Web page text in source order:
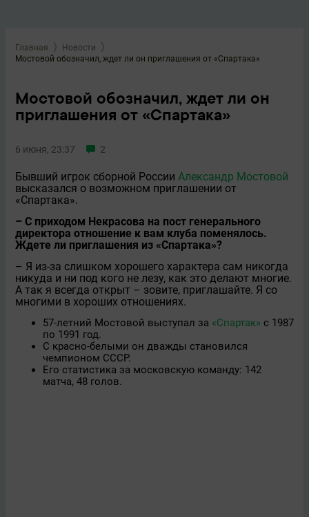
Главная
Новости
Мостовой обозначил, ждет ли он приглашения от «Спартака»
Мостовой обозначил, ждет ли он
приглашения от «Спартака»
6 июня, 23:37 2
Бывший игрок сборной России Александр Мостовой
высказался о возможном приглашении от
«Спартака».
– С приходом Некрасова на пост генерального
директора отношение к вам клуба поменялось.
Ждете ли приглашения из «Спартака»?
– Я из-за слишком хорошего характера сам никогда
никуда и ни под кого не лезу, как это делают многие.
А так я всегда открыт – зовите, приглашайте. Я со
многими в хороших отношениях.
57-летний Мостовой выступал за «Спартак» с 1987
по 1991 год.
С красно-белыми он дважды становился
чемпионом СССР.
Его статистика за московскую команду: 142
матча, 48 голов.